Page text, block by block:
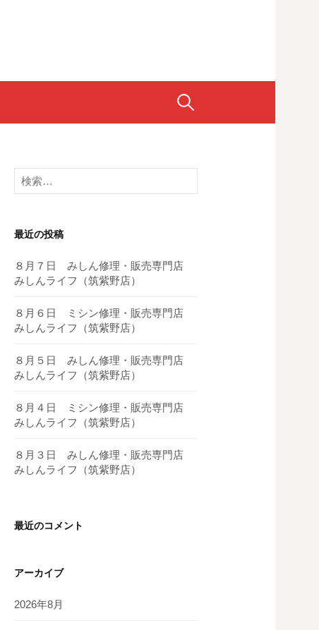
検
検
索:
最近の投稿
８月７日 みしん修理・販売専門店
みしんライフ（筑紫野店）
８月６日 ミシン修理・販売専門店
みしんライフ（筑紫野店）
８月５日 みしん修理・販売専門店
みしんライフ（筑紫野店）
８月４日 ミシン修理・販売専門店
みしんライフ（筑紫野店）
８月３日 みしん修理・販売専門店
みしんライフ（筑紫野店）
最近のコメント
アーカイブ
2026年8月